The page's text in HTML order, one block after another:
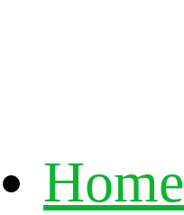
Home